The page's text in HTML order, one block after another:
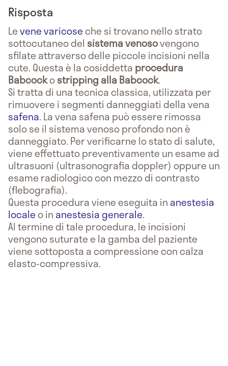
Risposta
Levene varicoseche si trovano nello strato
sottocutaneo del sistema venosovengono
sfilate attraverso delle piccole incisioni nella
cute. Questa è la cosiddetta procedura
Babcockostripping alla Babcock.
Si tratta di una tecnica classica, utilizzata per
rimuovere i segmenti danneggiati della vena
safena. La vena safena può essere rimossa
solo se il sistema venoso profondo non è
danneggiato. Per verificarne lo stato di salute,
viene effettuato preventivamente un esame ad
ultrasuoni (ultrasonografia doppler) oppure un
esame radiologico con mezzo di contrasto
(flebografia).
Questa procedura viene eseguita in anestesia
localeo in anestesia generale.
Al termine di tale procedura, le incisioni
vengono suturate e la gamba del paziente
viene sottoposta a compressione con calza
elasto-compressiva.